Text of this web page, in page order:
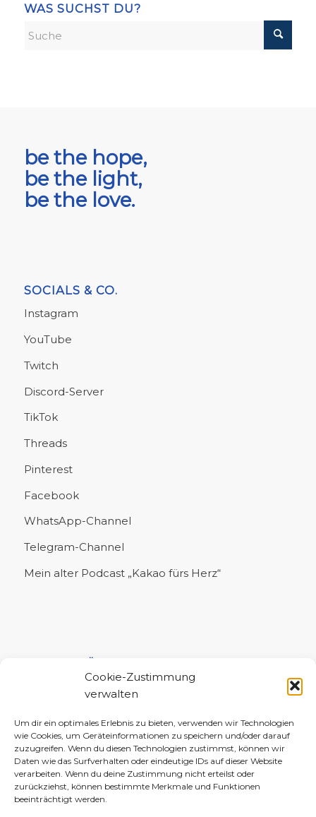
Cookie-Zustimmung
verwalten
Um dir ein optimales Erlebnis zu bieten, verwenden wir Technologien
wie Cookies, um Geräteinformationen zu speichern und/oder darauf
zuzugreifen. Wenn du diesen Technologien zustimmst, können wir
Daten wie das Surfverhalten oder eindeutige IDs auf dieser Website
verarbeiten. Wenn du deine Zustimmung nicht erteilst oder
zurückziehst, können bestimmte Merkmale und Funktionen
beeinträchtigt werden.
WAS SUCHST DU?
be the hope,
be the light,
be the love.
SOCIALS & CO.
Instagram
YouTube
Twitch
Discord-Server
TikTok
Threads
Pinterest
Facebook
WhatsApp-Channel
Telegram-Channel
Mein alter Podcast „Kakao fürs Herz“